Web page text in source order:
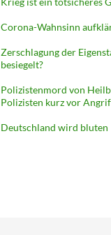
Corona-Wahnsinn
Zerschlagung der
besiegelt?
Polizistenmord von
Polizisten kurz vor
Deutschland wird bluten